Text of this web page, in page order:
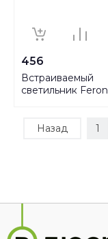
456
Встраиваемый
светильник Feron
Назад 1